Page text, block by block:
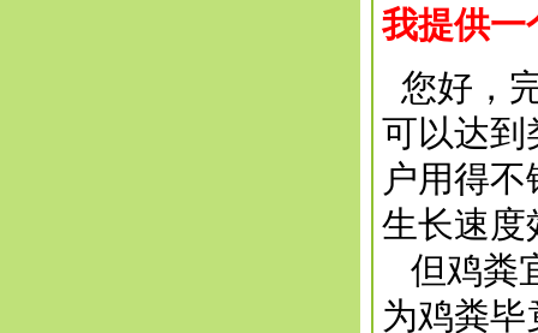
我提供一
您好，
可以达到
户用得
生长速度
但鸡粪
为鸡粪